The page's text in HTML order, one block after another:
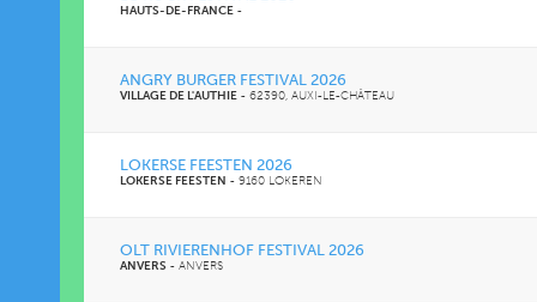
HAUTS-DE-FRANCE -
ANGRY BURGER FESTIVAL 2026
VILLAGE DE L'AUTHIE - 62390, AUXI-LE-CHÂTEAU
LOKERSE FEESTEN 2026
LOKERSE FEESTEN - 9160 LOKEREN
OLT RIVIERENHOF FESTIVAL 2026
ANVERS - ANVERS